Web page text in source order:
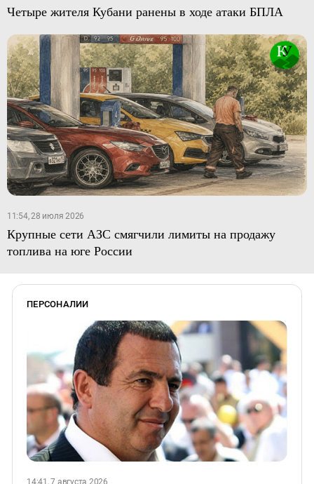
Четыре жителя Кубани ранены в ходе атаки БПЛА
11:54, 28 июля 2026
Крупные сети АЗС смягчили лимиты на продажу
топлива на юге России
ПЕРСОНАЛИИ
14:41, 7 августа 2026